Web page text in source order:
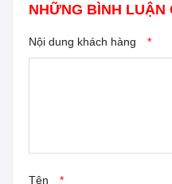
NHỮNG BÌNH LUẬN
Nội dung khách hàng *
Tên *